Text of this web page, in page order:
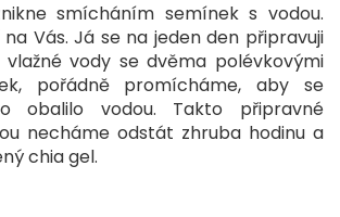
smícháním semínek s vodou.
Vás. Já se na jeden den připravuji
vody se dvěma polévkovými
pořádně promícháme, aby se
obalilo vodou. Takto připravné
necháme odstát zhruba hodinu a
chia gel.